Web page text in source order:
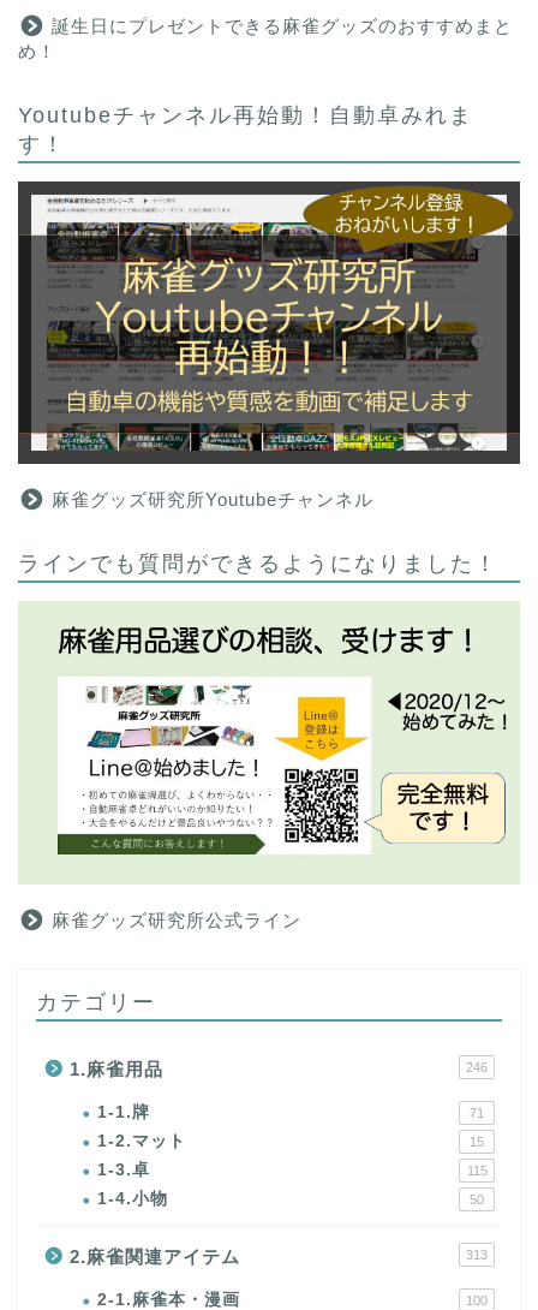
誕生日にプレゼントできる麻雀グッズのおすすめまと
め！
Youtubeチャンネル再始動！自動卓みれま
す！
麻雀グッズ研究所Youtubeチャンネル
ラインでも質問ができるようになりました！
麻雀グッズ研究所公式ライン
カテゴリー
1.麻雀用品 246
1-1.牌 71
1-2.マット 15
1-3.卓 115
1-4.小物 50
2.麻雀関連アイテム 313
2-1.麻雀本・漫画 100